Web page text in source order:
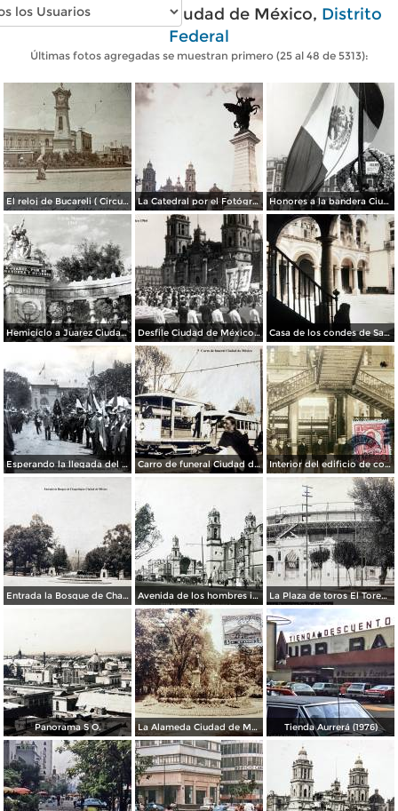
Fotos antiguas de Ciudad de México, Distrito
Federal
Últimas fotos agregadas se muestran primero (25 al 48 de 5313):
El reloj de Bucareli ( Circulada el 13 de Mayo de 1907 ). La Catedral por el Fotógrafo Hugo Brehme. Honores a la bandera Ciudad de México 1964
Hemiciclo a Juarez Ciudad de México 1964 Desfile Ciudad de México 1964 Casa de los condes de Santiago por el Fotógrafo Hugo Brehme .
Esperando la llegada del Sr. Presidente Francisco I. Madero el 7 de junio de 1911 en la Estación Colonia Carro de funeral Ciudad de México. Interior del edificio de correos Ciudad de México ( Circulada el 12 de Mayo de 1912 ).
Entrada la Bosque de Chapultepec Ciudad de México Avenida de los hombres ilustres por el Fotógrafo Hugo Brehme. La Plaza de toros El Toreo. por el fotografo Fernando Kososky.
Panorama S O. La Alameda Ciudad de México por el Fotógrafo Hugo Brehme. ( Circulada el 21 de Junio de 1931 ). Tienda Aurrerá (1976)